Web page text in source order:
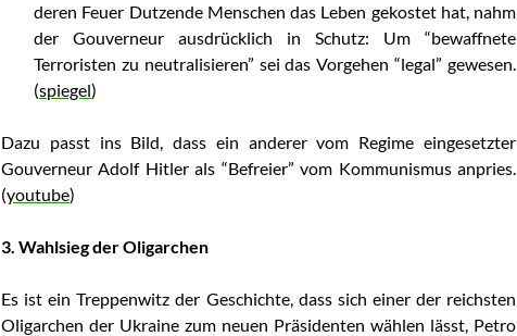
deren Feuer Dutzende Menschen das Leben gekostet hat, nahm
der Gouverneur ausdrücklich in Schutz: Um “bewaffnete
Terroristen zu neutralisieren” sei das Vorgehen “legal” gewesen.
(spiegel)
Dazu passt ins Bild, dass ein anderer vom Regime eingesetzter
Gouverneur Adolf Hitler als “Befreier” vom Kommunismus anpries.
(youtube)
3. Wahlsieg der Oligarchen
Es ist ein Treppenwitz der Geschichte, dass sich einer der reichsten
Oligarchen der Ukraine zum neuen Präsidenten wählen lässt, Petro